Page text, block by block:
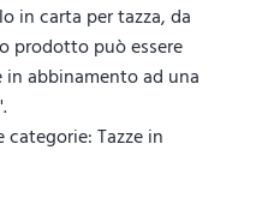
in carta per tazza, da
prodotto può essere
abbinamento ad una
Tazze in